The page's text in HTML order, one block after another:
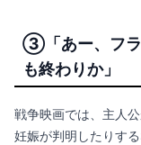
③「あー、フラ
も終わりか」
戦争映画では、主人
妊娠が判明したりす